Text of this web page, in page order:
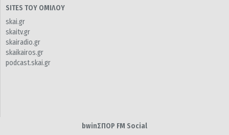
SITES ΤΟΥ ΟΜΙΛΟΥ
skai.gr
skaitv.gr
skairadio.gr
skaikairos.gr
podcast.skai.gr
bwinΣΠΟΡ FM Social